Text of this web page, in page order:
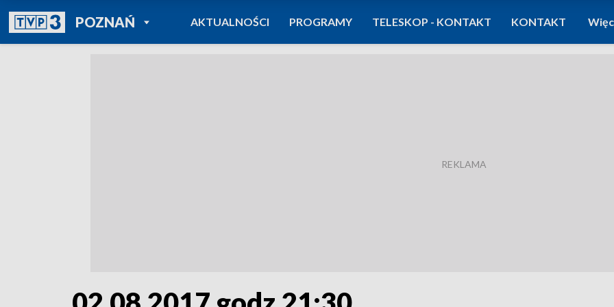
POZNAŃPOWRÓT DO
TVP REGIONY
AKTUALNOŚCI PROGRAMY TELESKOP - KONTAKT KONTAKT